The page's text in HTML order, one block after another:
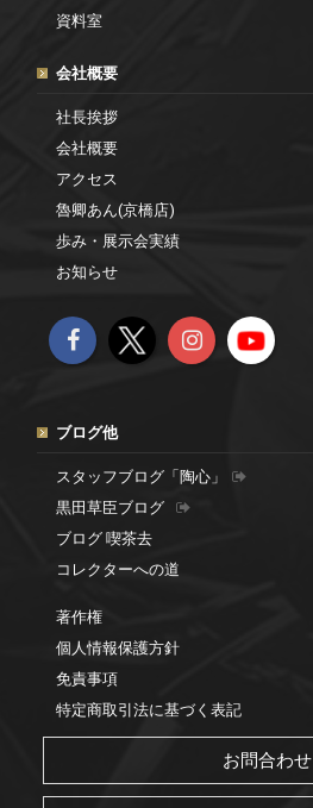
資料室
会社概要
社長挨拶
会社概要
アクセス
魯卿あん(京橋店)
歩み・展示会実績
お知らせ
ブログ他
スタッフブログ「陶心」
黒田草臣ブログ
ブログ 喫茶去
コレクターへの道
著作権
個人情報保護方針
免責事項
特定商取引法に基づく表記
お問合わせ